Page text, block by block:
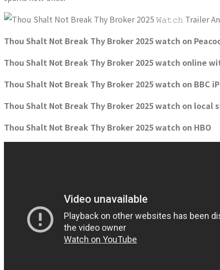
Thou Shalt Not Break Thy Broker 2025 watch on
Thou Shalt Not Break Thy Broker 2025 watch online
Thou Shalt Not Break Thy Broker 2025 watch on BBC
Thou Shalt Not Break Thy Broker 2025 watch on local
Thou Shalt Not Break Thy Broker 2025 watch on HBO